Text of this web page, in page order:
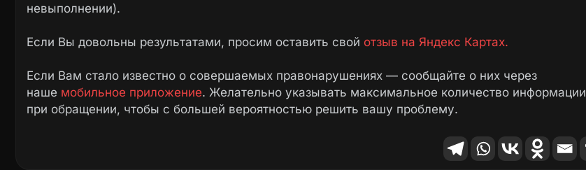
невыполнении).
Если Вы довольны результатами, просим оставить свой отзыв на Яндекс Картах.
Если Вам стало известно о совершаемых правонарушениях — сообщайте о них через
наше мобильное приложение. Желательно указывать максимальное количество информации
при обращении, чтобы с большей вероятностью решить вашу проблему.